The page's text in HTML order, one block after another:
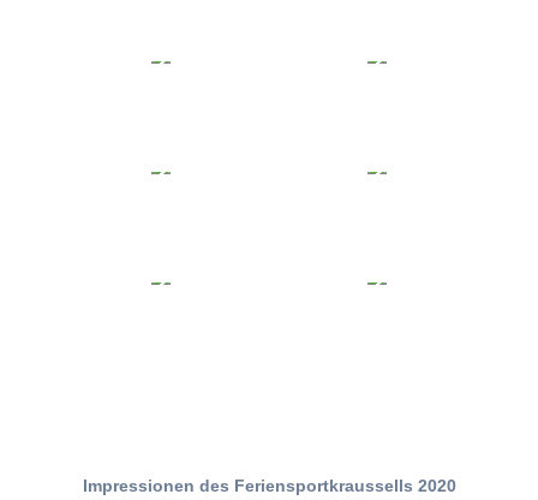
Impressionen des Feriensportkraussells 2020